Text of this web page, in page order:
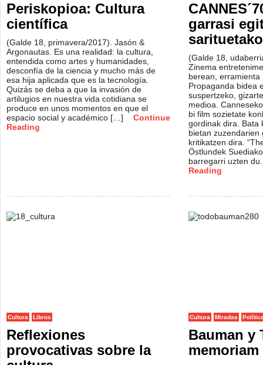
Periskopioa: Cultura
científica
(Galde 18, primavera/2017). Jasón &
Argonautas. Es una realidad: la cultura,
entendida como artes y humanidades,
desconfía de la ciencia y mucho más de
esa hija aplicada que es la tecnología.
Quizás se deba a que la invasión de
artilugios en nuestra vida cotidiana se
produce en unos momentos en que el
espacio social y académico […]
Continue
Reading
garrasi
(Galde 18,
Zinema
berean, erramienta
Propaganda bidea
suspertzeko,
medioa.
bi film sozietate
gordinak dira. Bata
bietan zuzendarien
kritikatzen dira.
Östlundek
barregarri uzten
Reading
Cultura Libros
Reflexiones
provocativas sobre la
Cultura Miradas
Bauman y
memoriam